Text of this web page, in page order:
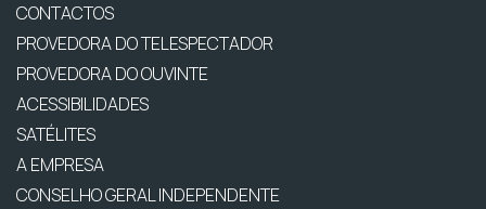
CONTACTOS
PROVEDORA DO TELESPECTADOR
PROVEDORA DO OUVINTE
ACESSIBILIDADES
SATÉLITES
A EMPRESA
CONSELHO GERAL INDEPENDENTE